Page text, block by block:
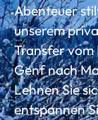
Abenteuer
unserem
Transfer vom
Genf nach
Lehnen Sie
entspannen